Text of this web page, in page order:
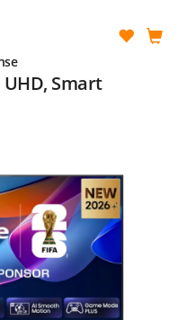
UHD, Smart